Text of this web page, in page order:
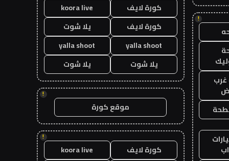
!
كورة لايف
koora live
كورة لايف
يلا شوت
yalla shoot
yalla shoot
يلا شوت
يلا شوت
!
موقع كورة
!
كورة لايف
koora live